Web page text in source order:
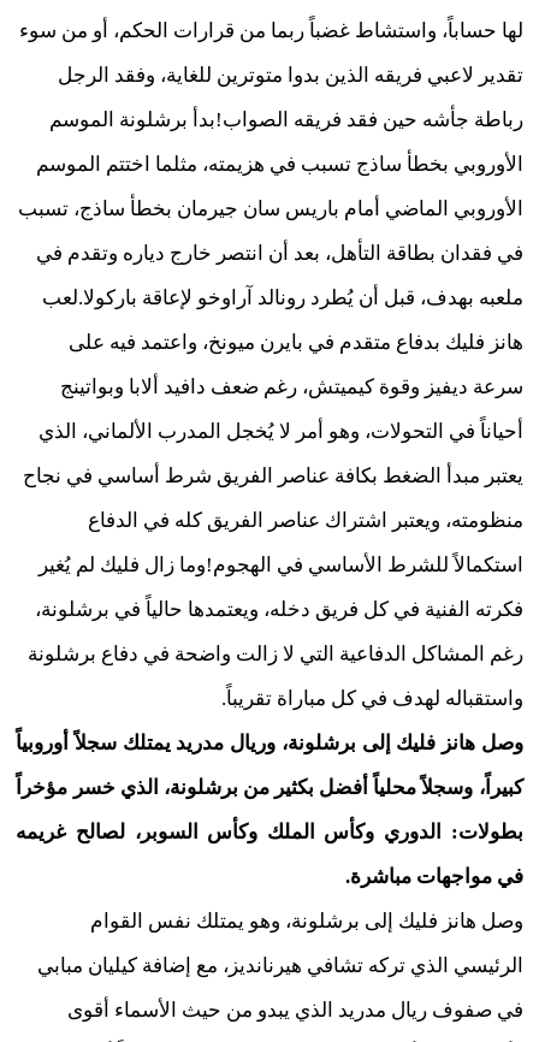
لها حساباً، واستشاط غضباً ربما من قرارات الحكم، أو من سوء
تقدير لاعبي فريقه الذين بدوا متوترين للغاية، وفقد الرجل
رباطة جأشه حين فقد فريقه الصواب!بدأ برشلونة الموسم
الأوروبي بخطأ ساذج تسبب في هزيمته، مثلما اختتم الموسم
الأوروبي الماضي أمام باريس سان جيرمان بخطأ ساذج، تسبب
في فقدان بطاقة التأهل، بعد أن انتصر خارج دياره وتقدم في
ملعبه بهدف، قبل أن يُطرد رونالد آراوخو لإعاقة باركولا.لعب
هانز فليك بدفاع متقدم في بايرن ميونخ، واعتمد فيه على
سرعة ديفيز وقوة كيميتش، رغم ضعف دافيد ألابا وبواتينج
أحياناً في التحولات، وهو أمر لا يُخجل المدرب الألماني، الذي
يعتبر مبدأ الضغط بكافة عناصر الفريق شرط أساسي في نجاح
منظومته، ويعتبر اشتراك عناصر الفريق كله في الدفاع
استكمالاً للشرط الأساسي في الهجوم!وما زال فليك لم يُغير
فكرته الفنية في كل فريق دخله، ويعتمدها حالياً في برشلونة،
رغم المشاكل الدفاعية التي لا زالت واضحة في دفاع برشلونة
واستقباله لهدف في كل مباراة تقريباً.
وصل هانز فليك إلى برشلونة، وريال مدريد يمتلك سجلاً أوروبياً
كبيراً، وسجلاً محلياً أفضل بكثير من برشلونة، الذي خسر مؤخراً
بطولات: الدوري وكأس الملك وكأس السوبر، لصالح غريمه
في مواجهات مباشرة.
وصل هانز فليك إلى برشلونة، وهو يمتلك نفس القوام
الرئيسي الذي تركه تشافي هيرنانديز، مع إضافة كيليان مبابي
في صفوف ريال مدريد الذي يبدو من حيث الأسماء أقوى